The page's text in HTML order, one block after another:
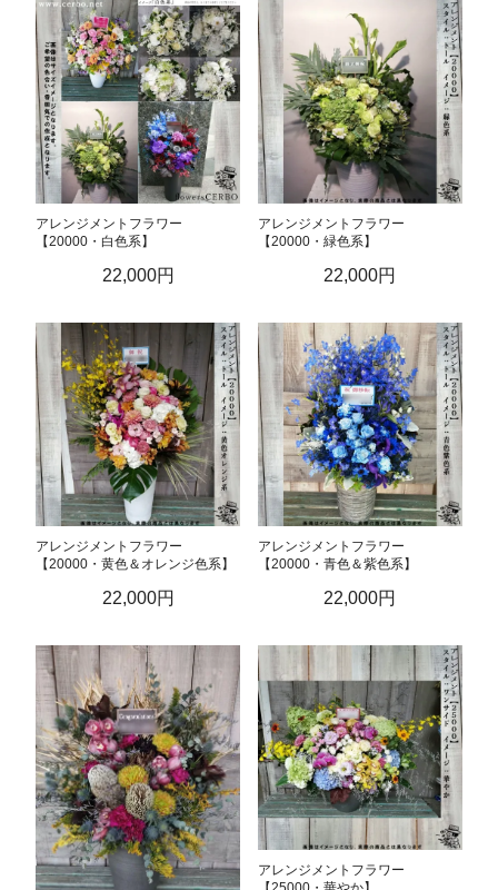
アレンジメントフラワー
【20000・白色系】
22,000円
アレンジメントフラワー
【20000・緑色系】
22,000円
アレンジメントフラワー
【20000・黄色＆オレンジ色系】
22,000円
アレンジメントフラワー
【20000・青色＆紫色系】
22,000円
アレンジメントフラワー